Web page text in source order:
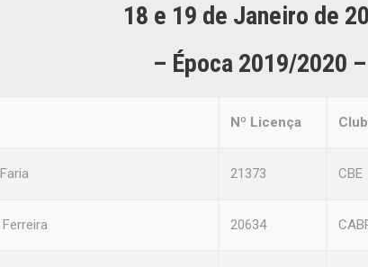
18 e 19 de Janeiro de
– Época 2019/2020 –
Nº Licença
21373 CBE
20634